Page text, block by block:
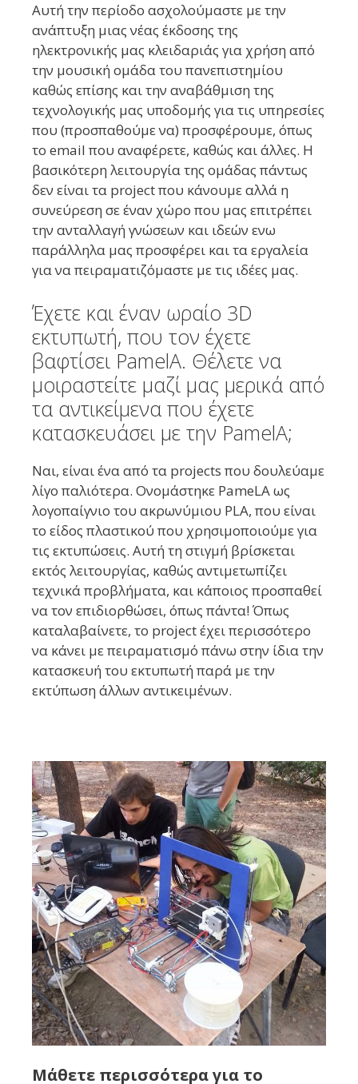
Αυτή την περίοδο ασχολούμαστε με την
ανάπτυξη μιας νέας έκδοσης της
ηλεκτρονικής μας κλειδαριάς για χρήση από
την μουσική ομάδα του πανεπιστημίου
καθώς επίσης και την αναβάθμιση της
τεχνολογικής μας υποδομής για τις υπηρεσίες
που (προσπαθούμε να) προσφέρουμε, όπως
το email που αναφέρετε, καθώς και άλλες. Η
βασικότερη λειτουργία της ομάδας πάντως
δεν είναι τα project που κάνουμε αλλά η
συνεύρεση σε έναν χώρο που μας επιτρέπει
την ανταλλαγή γνώσεων και ιδεών ενω
παράλληλα μας προσφέρει και τα εργαλεία
για να πειραματιζόμαστε με τις ιδέες μας.
Έχετε και έναν ωραίο 3D
εκτυπωτή, που τον έχετε
βαφτίσει PamelA. Θέλετε να
μοιραστείτε μαζί μας μερικά από
τα αντικείμενα που έχετε
κατασκευάσει με την PamelA;
Ναι, είναι ένα από τα projects που δουλεύαμε
λίγο παλιότερα. Ονομάστηκε PameLA ως
λογοπαίγνιο του ακρωνύμιου PLA, που είναι
το είδος πλαστικού που χρησιμοποιούμε για
τις εκτυπώσεις. Αυτή τη στιγμή βρίσκεται
εκτός λειτουργίας, καθώς αντιμετωπίζει
τεχνικά προβλήματα, και κάποιος προσπαθεί
να τον επιδιορθώσει, όπως πάντα! Όπως
καταλαβαίνετε, το project έχει περισσότερο
να κάνει με πειραματισμό πάνω στην ίδια την
κατασκευή του εκτυπωτή παρά με την
εκτύπωση άλλων αντικειμένων.
Μάθετε περισσότερα για το